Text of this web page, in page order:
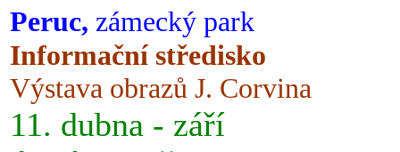
Peruc, zámecký park
Informační středisko
Výstava obrazů J. Corvina
11. dubna - září